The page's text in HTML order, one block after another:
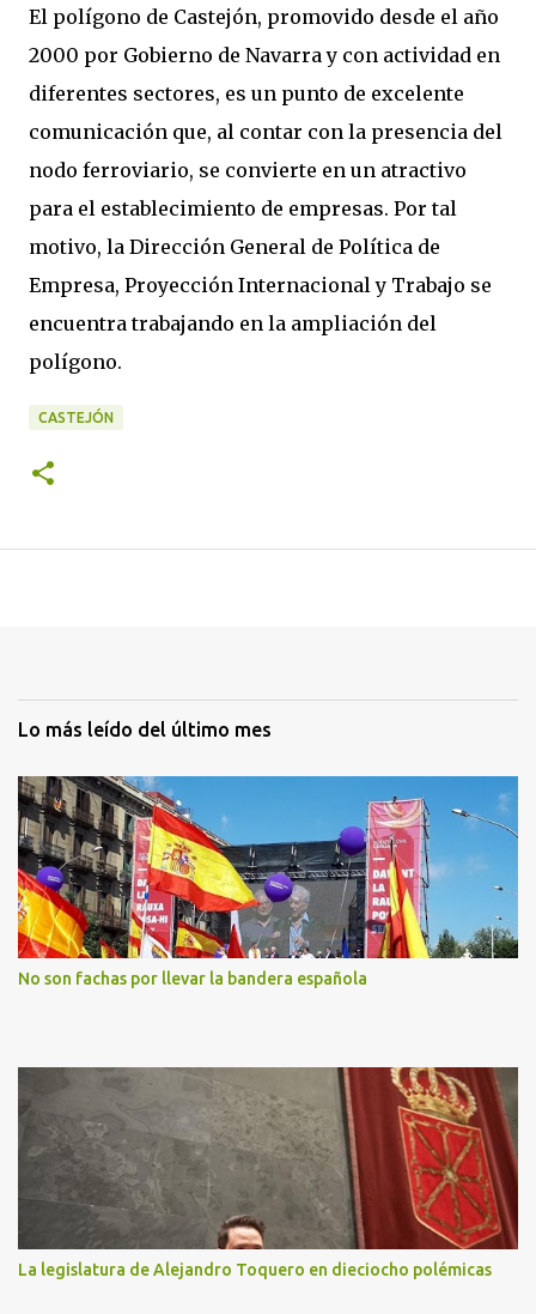
El polígono de Castejón, promovido desde el año
2000 por Gobierno de Navarra y con actividad en
diferentes sectores, es un punto de excelente
comunicación que, al contar con la presencia del
nodo ferroviario, se convierte en un atractivo
para el establecimiento de empresas. Por tal
motivo, la Dirección General de Política de
Empresa, Proyección Internacional y Trabajo se
encuentra trabajando en la ampliación del
polígono.
CASTEJÓN
Lo más leído del último mes
No son fachas por llevar la bandera española
La legislatura de Alejandro Toquero en dieciocho polémicas